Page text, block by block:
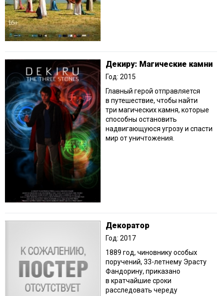
Декиру: Магические камни
Год: 2015
Главный герой отправляется
в путешествие, чтобы найти
три магических камня, которые
способны остановить
надвигающуюся угрозу и спасти
мир от уничтожения.
Декоратор
Год: 2017
1889 год, чиновнику особых
поручений, 33-летнему Эрасту
Фандорину, приказано
в кратчайшие сроки
расследовать череду